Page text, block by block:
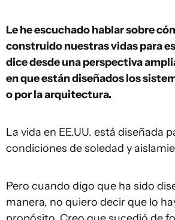
Le he escuchado hablar sobre
construido nuestras vidas para
dice desde una perspectiva
en que están diseñados los
o por la arquitectura.
La vida en EE.UU. está diseñada
condiciones de soledad y
Pero cuando digo que ha sido
manera, no quiero decir que lo